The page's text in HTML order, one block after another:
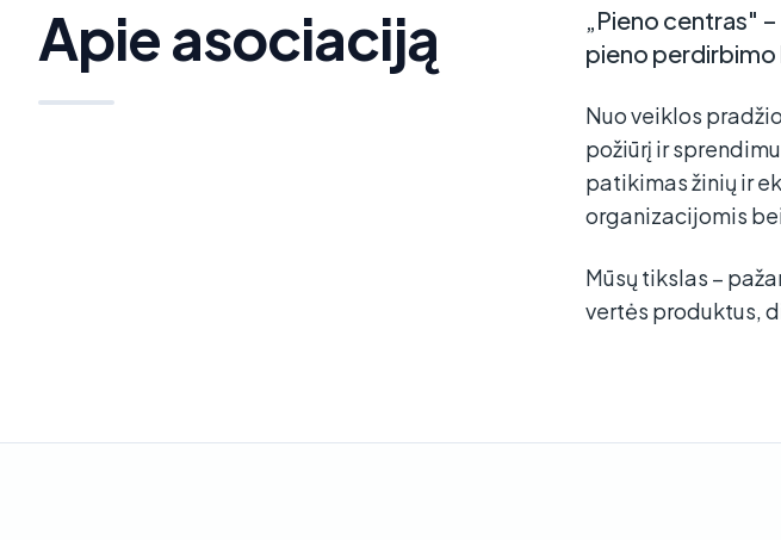
Apie asociaciją
„Pieno centras"
pieno
Nuo veiklos
požiūrį ir
patikimas žinių ir
organizacijomis
Mūsų tikslas –
vertės produktus,